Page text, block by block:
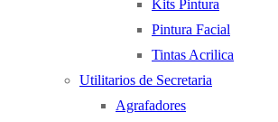
Kits Pintura
Pintura Facial
Tintas Acrilica
Utilitarios de Secretaria
Agrafadores